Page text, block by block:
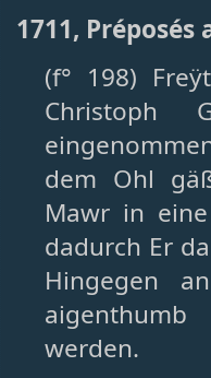
1711,
(f° 198)
Christoph
dem Ohl
Mawr in
dadurch Er
Hingegen
werden.